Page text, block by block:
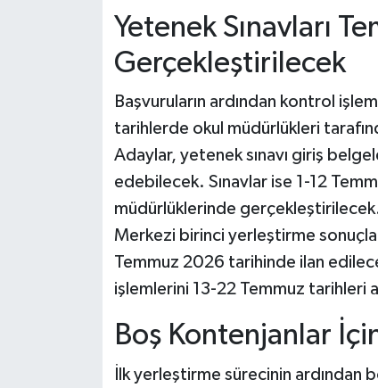
Yetenek Sınavları
Gerçekleştirilecek
Başvuruların ardından kontrol
tarihlerde okul müdürlükleri
Adaylar, yetenek sınavı giriş
edebilecek. Sınavlar ise 1-12
müdürlüklerinde
Merkezi birinci yerleştirme
Temmuz 2026 tarihinde ilan
işlemlerini 13-22 Temmuz tarihleri
Boş Kontenjanlar
İlk yerleştirme sürecinin ardından